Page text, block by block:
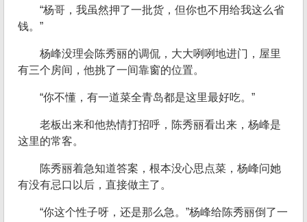
“杨哥，我虽然押了一批货，但你也不用给我这么省
钱。”
杨峰没理会陈秀丽的调侃，大大咧咧地进门，屋里
有三个房间，他挑了一间靠窗的位置。
“你不懂，有一道菜全青岛都是这里最好吃。”
老板出来和他热情打招呼，陈秀丽看出来，杨峰是
这里的常客。
陈秀丽着急知道答案，根本没心思点菜，杨峰问她
有没有忌口以后，直接做主了。
“你这个性子呀，还是那么急。”杨峰给陈秀丽倒了一